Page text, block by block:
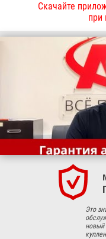
Скачайте
при
Это
новый